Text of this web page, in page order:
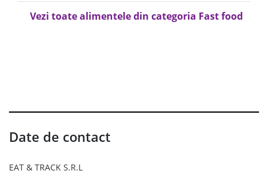
Vezi toate alimentele din categoria Fast food
Date de contact
EAT & TRACK S.R.L